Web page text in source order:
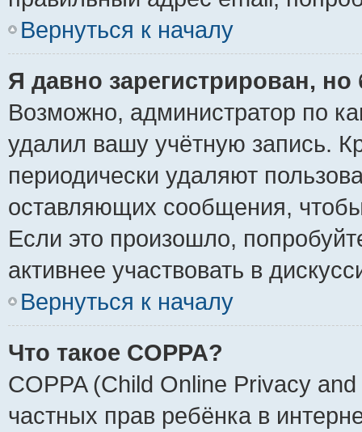
Вернуться к началу
Я давно зарегистрирован,
Возможно, администратор по
удалил вашу учётную запись.
периодически удаляют
оставляющих сообщения,
Если это произошло,
активнее участвовать в
Вернуться к началу
Что такое COPPA?
COPPA (Child Online Privacy
частных прав ребёнка в